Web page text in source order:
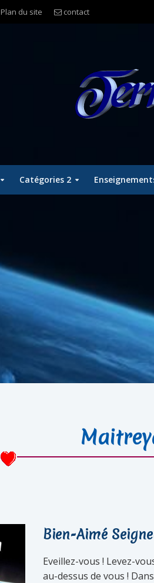
Plan du site contact
Catégories 2
Bien-Aimé
Eveillez-vous ! Levez-
au-dessus de vous !